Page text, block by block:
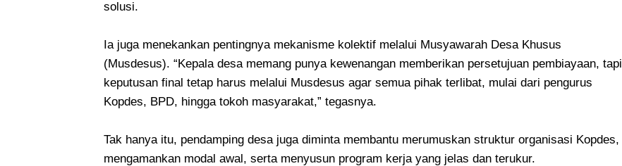
solusi.
Ia juga menekankan pentingnya mekanisme kolektif melalui Musyawarah Desa Khusus
(Musdesus). “Kepala desa memang punya kewenangan memberikan persetujuan pembiayaan, tapi
keputusan final tetap harus melalui Musdesus agar semua pihak terlibat, mulai dari pengurus
Kopdes, BPD, hingga tokoh masyarakat,” tegasnya.
Tak hanya itu, pendamping desa juga diminta membantu merumuskan struktur organisasi Kopdes,
mengamankan modal awal, serta menyusun program kerja yang jelas dan terukur.